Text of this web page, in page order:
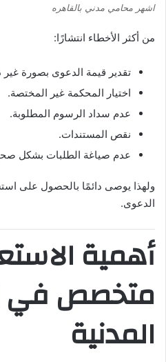
اشهر محامي مدني بالقاهره
من أكثر الأخطاء انتشارًا:
تقدير قيمة الدعوى بصورة غير
اختيار المحكمة غير المختصة.
عدم سداد الرسوم المطلوبة.
نقص المستندات.
عدم صياغة الطلبات بشكل
ولهذا يوصى دائمًا بالحصول على
الدعوى.
أهمية
متخصص في
المدنية